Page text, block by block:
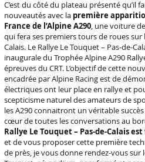
C’est du côté du plateau présenté qu’il
nouveautés avec la première
France de l’Alpine A290, une voiture
qui fera ses premiers tours de roues sur
Calais. Le Rallye Le Touquet – Pas-de-
inaugurale du Trophée Alpine A290
épreuves du CRT. L’objectif de cette
encadrée par Alpine Racing est de
électriques ont leur place en rallye et
scepticisme naturel des amateurs de
les A290 connaitront un véritable
cœur de toutes les conversations au
Rallye Le Touquet – Pas-de-Calais
et de vous proposer cette première
de près, je vous donne rendez-vous sur